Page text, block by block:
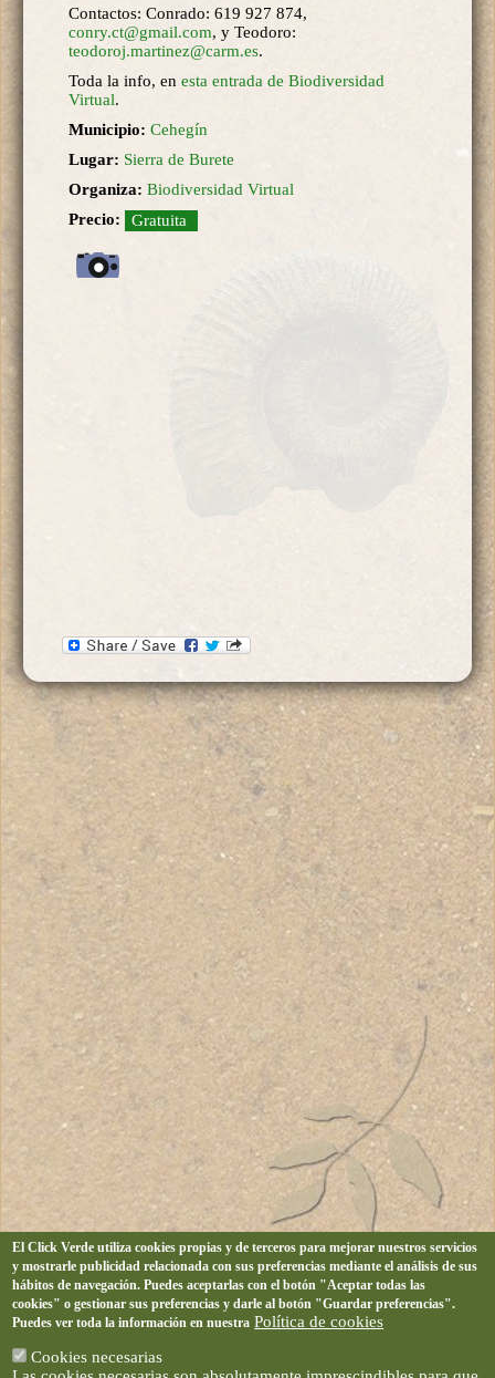
Contactos: Conrado: 619 927 874,
conry.ct@gmail.com, y Teodoro:
teodoroj.martinez@carm.es.
Toda la info, en esta entrada de Biodiversidad
Virtual.
Municipio: Cehegín
Lugar: Sierra de Burete
Organiza: Biodiversidad Virtual
Precio:
Gratuita
El Click Verde utiliza cookies propias y de terceros para mejorar nuestros servicios
y mostrarle publicidad relacionada con sus preferencias mediante el análisis de sus
hábitos de navegación. Puedes aceptarlas con el botón "Aceptar todas las
cookies" o gestionar sus preferencias y darle al botón "Guardar preferencias".
Puedes ver toda la información en nuestra Política de cookies
Cookies necesarias